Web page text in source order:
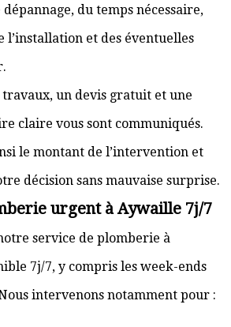
du temps nécessaire,
l’installation et des éventuelles
un devis gratuit et une
claire vous sont communiqués.
le montant de l’intervention et
décision sans mauvaise surprise.
urgent à Aywaille 7j/7
service de plomberie à
7j/7, y compris les week-ends
intervenons notamment pour :